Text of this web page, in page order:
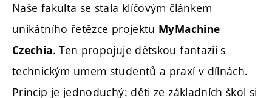
Naše fakulta se stala klíčovým článkem
unikátního řetězce projektu MyMachine
Czechia. Ten propojuje dětskou fantazii s
technickým umem studentů a praxí v dílnách.
Princip je jednoduchý: děti ze základních škol si